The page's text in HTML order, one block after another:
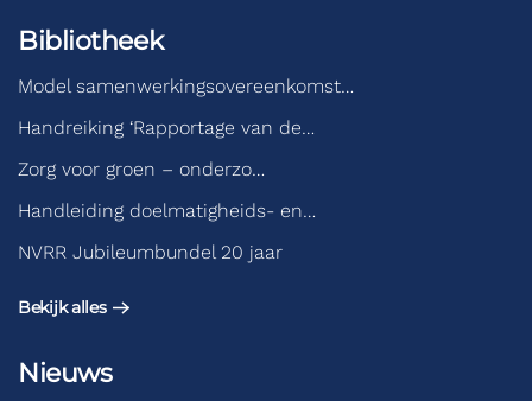
Bibliotheek
Model samenwerkingsovereenkomst…
Handreiking ‘Rapportage van de…
Zorg voor groen – onderzo…
Handleiding doelmatigheids- en…
NVRR Jubileumbundel 20 jaar
Bekijk alles
Nieuws